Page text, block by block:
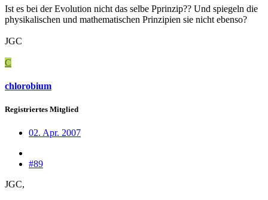
Ist es bei der Evolution nicht das selbe Pprinzip?? Und spiegeln die
physikalischen und mathematischen Prinzipien sie nicht ebenso?
JGC
C
chlorobium
Registriertes Mitglied
02. Apr. 2007
#89
JGC,